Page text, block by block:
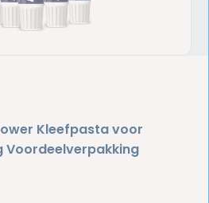
Kleefpasta voor
Voordeelverpakking